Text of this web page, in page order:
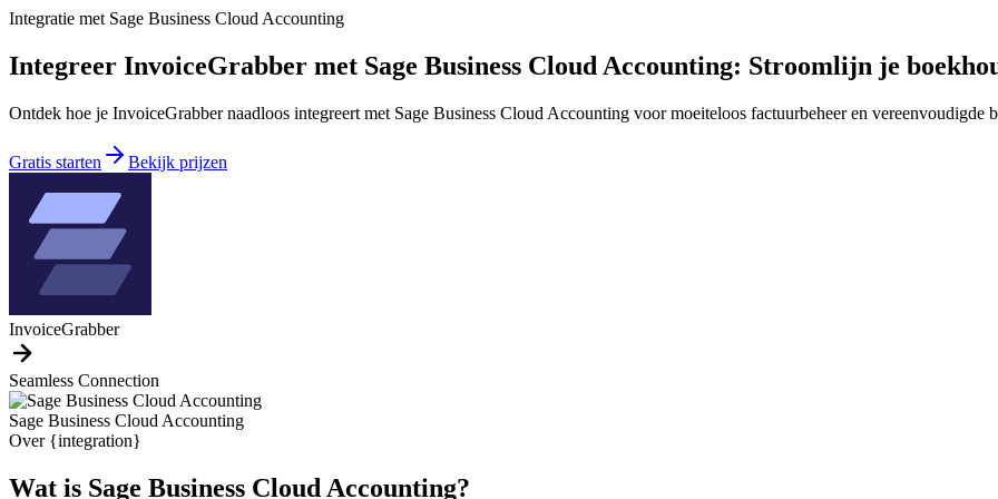
Integratie met Sage Business Cloud Accounting
Integreer InvoiceGrabber met Sage Business Cloud Accounting: Stroomlijn je
Ontdek hoe je InvoiceGrabber naadloos integreert met Sage Business Cloud Accounting voor moeiteloos factuurbeheer en vereenvoudigde
Gratis starten Bekijk prijzen
InvoiceGrabber
Seamless Connection
Sage Business Cloud Accounting
Over {integration}
Wat is Sage Business Cloud Accounting?